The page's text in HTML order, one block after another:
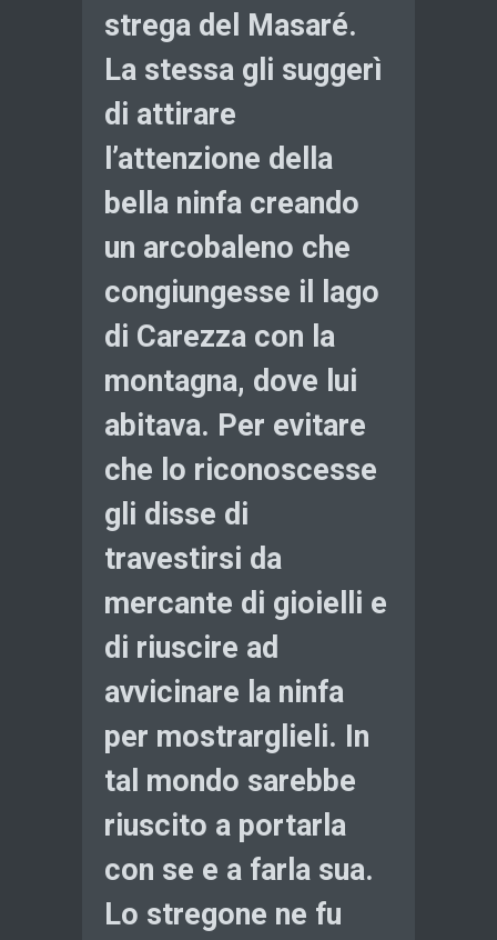
strega del Masaré.
La stessa gli suggerì
di attirare
l’attenzione della
bella ninfa creando
un arcobaleno che
congiungesse il lago
di Carezza con la
montagna, dove lui
abitava. Per evitare
che lo riconoscesse
gli disse di
travestirsi da
mercante di gioielli e
di riuscire ad
avvicinare la ninfa
per mostrarglieli. In
tal mondo sarebbe
riuscito a portarla
con se e a farla sua.
Lo stregone ne fu